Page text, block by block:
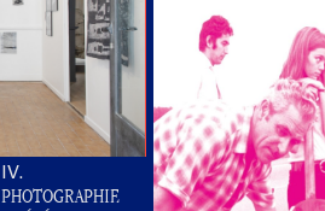
IV.
PHOTOGRAPHIE